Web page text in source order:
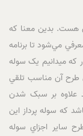
هست. بدين معنا که
مي‌شود تا برنامه
که ميدانيم يک سوله
طرح آن مناسب تلقي
علاوه بر سبک شدن
که سوله پرداز اين
ساير اجزاي سوله